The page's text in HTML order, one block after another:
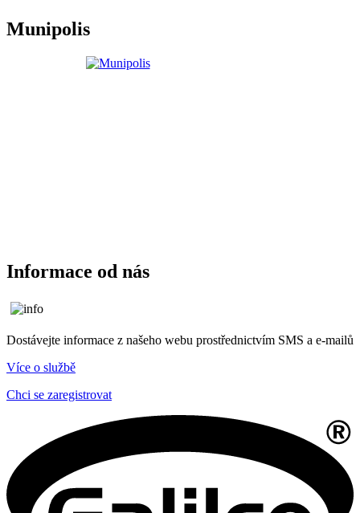
Munipolis
Informace od nás
Dostávejte informace z našeho webu prostřednictvím SMS a e-mailů
Více o službě
Chci se zaregistrovat